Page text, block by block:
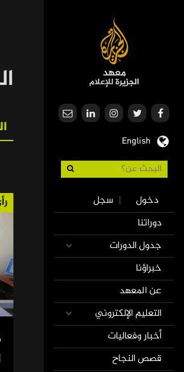
English
User
account
menu
دخول | سجل
Main
navigation
دوراتنا
جدول الدورات
خبراؤنا
عن المعهد
التعليم الإلكتروني
أخبار وفعاليات
قصص النجاح